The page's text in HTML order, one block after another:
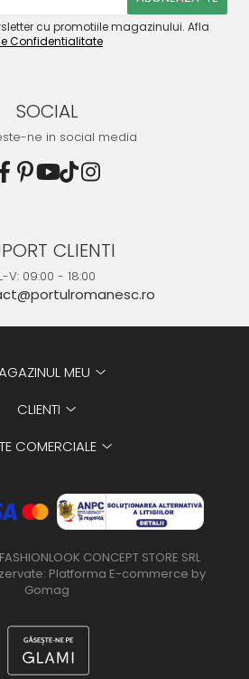
cu promotiile magazinului. Afla
Confidentialitate
SOCIAL
ne in social media
CLIENTI
L-V: 09:00 - 18:00
MEU
CLIENTI
COMERCIALE
CONCEPT STORE SRL
Platforma E-commerce by
Gomag